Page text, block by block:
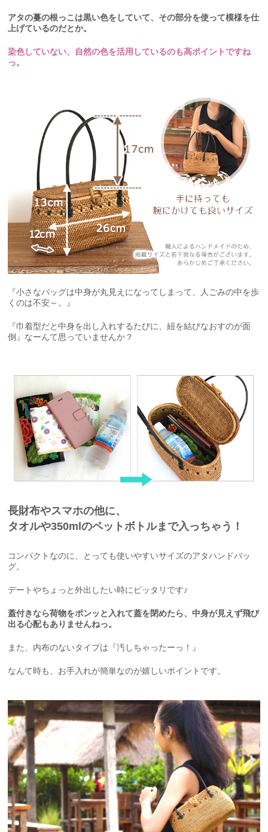
アタの蔓の根っこは黒い色をしていて、その部分を使って模様を仕
上げているのだとか。
染色していない、自然の色を活用しているのも高ポイントですね
っ。
『小さなバッグは中身が丸見えになってしまって、人ごみの中を歩
くのは不安～。』
『巾着型だと中身を出し入れするたびに、紐を結びなおすのが面
倒』なーんて思っていませんか？
長財布やスマホの他に、
タオルや350mlのペットボトルまで入っちゃう！
コンパクトなのに、とっても使いやすいサイズのアタハンドバッ
グ。
デートやちょっと外出したい時にピッタリです♪
蓋付きなら荷物をポンッと入れて蓋を閉めたら、中身が見えず飛び
出る心配もありませんねっ。
また、内布のないタイプは『汚しちゃったーっ！』
なんて時も、お手入れが簡単なのが嬉しいポイントです。